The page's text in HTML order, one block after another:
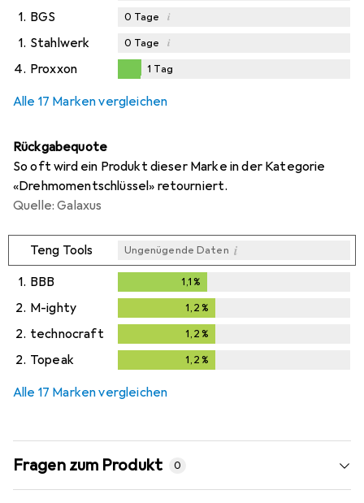
1. BGS 0 Tage i
1. Stahlwerk 0 Tage i
4. Proxxon 1 Tag
Alle 17 Marken vergleichen
Rückgabequote
So oft wird ein Produkt dieser Marke in der Kategorie
«Drehmomentschlüssel» retourniert.
Quelle: Galaxus
Teng Tools Ungenügende Daten i
1. BBB 1,1 %
2. M-ighty 1,2 %
2. technocraft 1,2 %
2. Topeak 1,2 %
Alle 17 Marken vergleichen
Fragen zum Produkt 0